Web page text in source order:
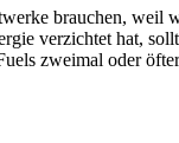
brauchen, weil
verzichtet hat,
zweimal oder